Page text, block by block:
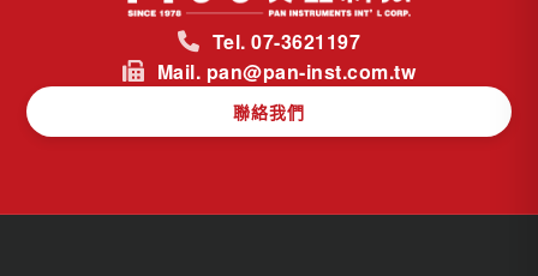
Tel. 07-3621197
Mail. pan@pan-inst.com.tw
聯絡我們